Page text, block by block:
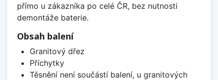
přímo u zákazníka po celé ČR, bez nutnosti
demontáže baterie.
Obsah balení
Granitový dřez
Příchytky
Těsnění není součástí balení, u granitových